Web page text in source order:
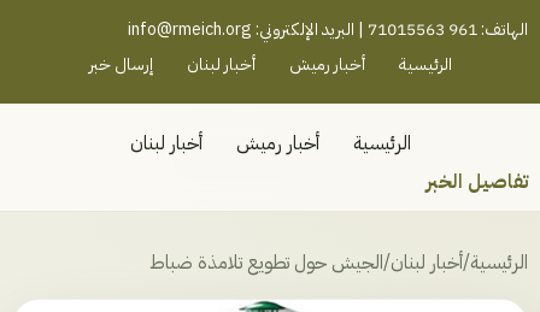
رميش جنوب - لبنان
الهاتف: 961 71015563 | البريد الإلكتروني:
info@rmeich.org
الرئيسية
أخبار رميش أخبار لبنان إرسال خبر
الرئيسية أخبار رميش
أخبار لبنان
تفاصيل الخبر
الرئيسية/أخبار لبنان/الجيش حول تطويع تلامذة ضباط